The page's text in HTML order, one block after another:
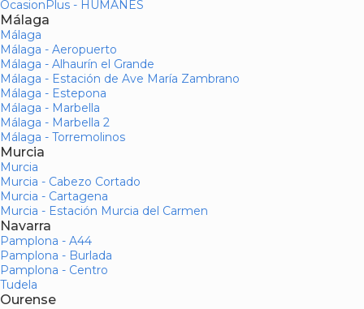
OcasionPlus - HUMANES
Málaga
Málaga
Málaga - Aeropuerto
Málaga - Alhaurín el Grande
Málaga - Estación de Ave María Zambrano
Málaga - Estepona
Málaga - Marbella
Málaga - Marbella 2
Málaga - Torremolinos
Murcia
Murcia
Murcia - Cabezo Cortado
Murcia - Cartagena
Murcia - Estación Murcia del Carmen
Navarra
Pamplona - A44
Pamplona - Burlada
Pamplona - Centro
Tudela
Ourense